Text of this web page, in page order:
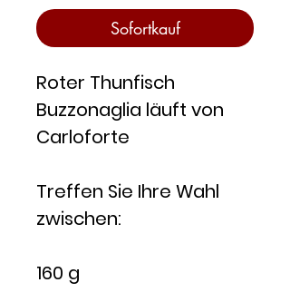
Sofortkauf
Roter Thunfisch
Buzzonaglia läuft von
Carloforte
Treffen Sie Ihre Wahl
zwischen:
160 g